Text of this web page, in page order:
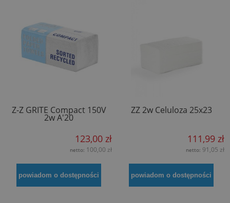
Z-Z GRITE Compact 150V
2w A'20
123,00 zł
netto: 100,00 zł
powiadom o dostępności
ZZ 2w Celuloza 25x23
111,99 zł
netto: 91,05 zł
powiadom o dostępności